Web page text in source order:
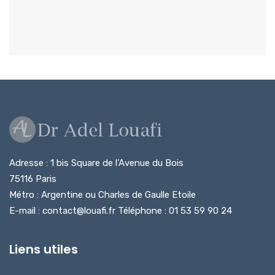
Adresse : 1 bis Square de l’Avenue du Bois
75116 Paris
Métro : Argentine ou Charles de Gaulle Etoile
E-mail : contact@louafi.fr Téléphone : 01 53 59 90 24
Liens utiles